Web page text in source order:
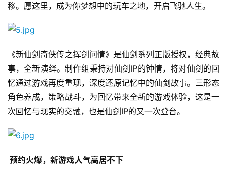
戏
休
游
戏
2
0
5
十
移。愿这里，成为你梦想中的玩车之地，开启飞驰人生。
《新仙剑奇侠传之挥剑问情》是仙剑系列正版授权，经典故
事，全新演绎。制作组秉持对仙剑IP的钟情，将对仙剑的回
忆通过游戏再度重现，深度还原记忆中的仙剑故事。三形态
角色养成，策略战斗，为回忆带来全新的游戏体验，这是一
次回忆与现实的交融，也是仙剑IP的又一次登台。
预约火爆，新游戏人气高居不下